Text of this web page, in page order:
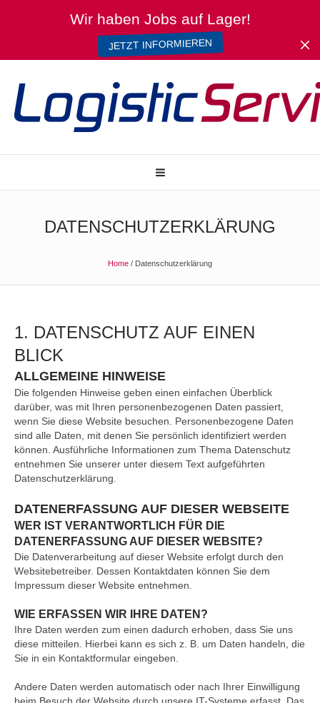
Wir haben Jobs auf Lager!
JETZT INFORMIEREN
DATENSCHUTZERKLÄRUNG
Home / Datenschutzerklärung
1. DATENSCHUTZ AUF EINEN
BLICK
ALLGEMEINE HINWEISE
Die folgenden Hinweise geben einen einfachen Überblick
darüber, was mit Ihren personenbezogenen Daten passiert,
wenn Sie diese Website besuchen. Personenbezogene Daten
sind alle Daten, mit denen Sie persönlich identifiziert werden
können. Ausführliche Informationen zum Thema Datenschutz
entnehmen Sie unserer unter diesem Text aufgeführten
Datenschutzerklärung.
DATENERFASSUNG AUF DIESER WEBSEITE
WER IST VERANTWORTLICH FÜR DIE
DATENERFASSUNG AUF DIESER WEBSITE?
Die Datenverarbeitung auf dieser Website erfolgt durch den
Websitebetreiber. Dessen Kontaktdaten können Sie dem
Impressum dieser Website entnehmen.
WIE ERFASSEN WIR IHRE DATEN?
Ihre Daten werden zum einen dadurch erhoben, dass Sie uns
diese mitteilen. Hierbei kann es sich z. B. um Daten handeln, die
Sie in ein Kontaktformular eingeben.
Andere Daten werden automatisch oder nach Ihrer Einwilligung